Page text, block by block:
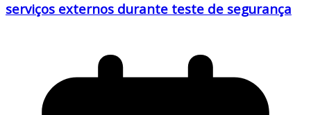
serviços externos durante teste de segurança